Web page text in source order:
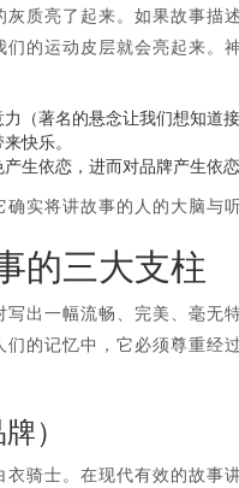
质亮了起来。如果故事描
的运动皮层就会亮起来。
（著名的悬念让我们想知道接
快乐。
生依恋，进而对品牌产生依恋
实将讲故事的人的大脑与
的三大支柱
出一幅流畅、完美、毫无
的记忆中，它必须尊重经
）
骑士。在现代有效的故事